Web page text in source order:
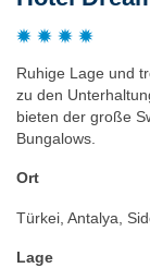
Ruhige Lage und
zu den
bieten der große
Bungalows.
Ort
Türkei, Antalya,
Lage